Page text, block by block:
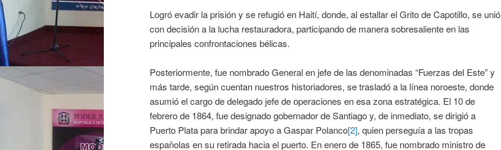
Logró evadir la prisión y se refugió en Haití, donde, al estallar el Grito de Capotillo, se unió
con decisión a la lucha restauradora, participando de manera sobresaliente en las
principales confrontaciones bélicas.
Posteriormente, fue nombrado General en jefe de las denominadas “Fuerzas del Este” y
más tarde, según cuentan nuestros historiadores, se trasladó a la línea noroeste, donde
asumió el cargo de delegado jefe de operaciones en esa zona estratégica. El 10 de
febrero de 1864, fue designado gobernador de Santiago y, de inmediato, se dirigió a
Puerto Plata para brindar apoyo a Gaspar Polanco[2], quien perseguía a las tropas
españolas en su retirada hacia el puerto. En enero de 1865, fue nombrado ministro de